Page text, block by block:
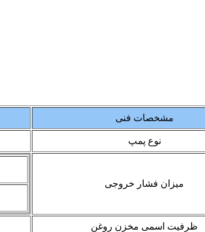
مشخصات فنی
نوع پمپ
میزان فشار خروجی
ظرفیت اسمی مخزن روغن